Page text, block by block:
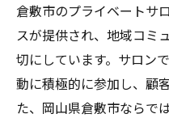
倉敷市のプライベートサ
スが提供され、地域コミ
切にしています。サロン
動に積極的に参加し、顧
た、岡山県倉敷市ならで